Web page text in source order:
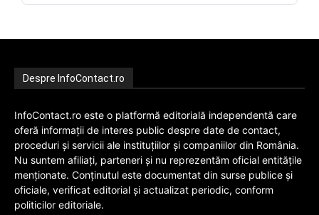
Despre InfoContact.ro
InfoContact.ro este o platformă editorială independentă care
oferă informații de interes public despre date de contact,
proceduri și servicii ale instituțiilor și companiilor din România.
Nu suntem afiliați, parteneri și nu reprezentăm oficial entitățile
menționate. Conținutul este documentat din surse publice și
oficiale, verificat editorial și actualizat periodic, conform
politicilor editoriale.